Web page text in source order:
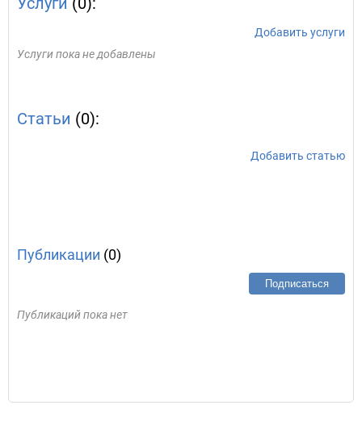
Добавить услуги
Услуги пока не добавлены
Статьи (0):
Добавить статью
Публикации (0)
Подписаться
Публикаций пока нет